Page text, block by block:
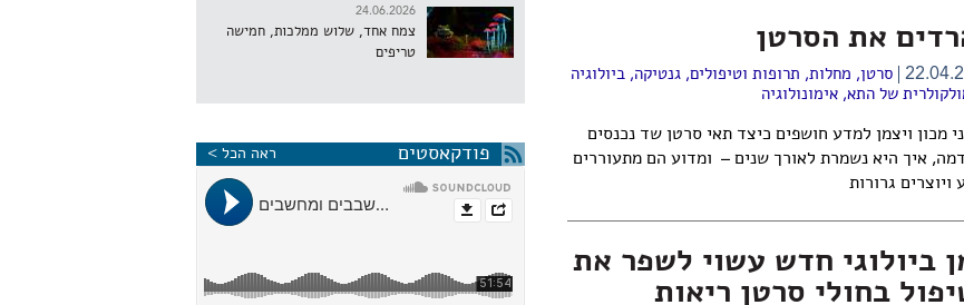
את הסרטן
סרטן, מחלות, תרופות וטיפולים,גנטיקה,ביולוגיה
של התא,אימונולוגיה
מכון ויצמן למדע חושפים כיצד תאי סרטן שד נכנסים
איך היא נשמרת לאורך שנים – ומדוע הם מתעוררים
ויוצרים גרורות
ביולוגי חדש עשוי לשפר את
בחולי סרטן ריאות
24.06.2026
צמח אחד, שלוש ממלכות, חמישה
טריפים
פודקאסטים ראה הכל >